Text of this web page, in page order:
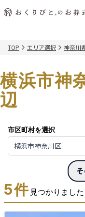
初めての方へ
葬儀の流れ
会社を知る
関東エリア
東京都
北海道エリア
ご葬儀事例
よくある質問
葬儀の知識
TOP エリア選択 神奈川
横浜市神
辺
市区町村を選択
横浜市神奈川区
5件 見つかりました